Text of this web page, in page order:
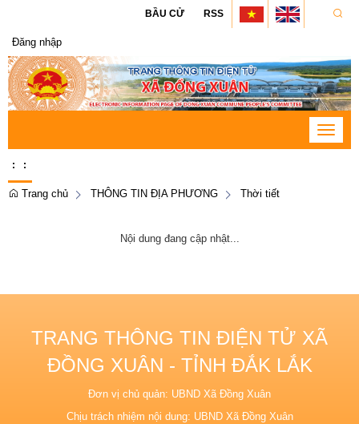
BẦU CỬ RSS
Đăng nhập
Toggle
: :
Trang chủ THÔNG TIN ĐỊA PHƯƠNG Thời tiết
Nội dung đang cập nhật...
TRANG THÔNG TIN ĐIỆN TỬ XÃ
ĐỒNG XUÂN - TỈNH ĐẮK LẮK
Đơn vị chủ quản: UBND Xã Đồng Xuân
Chịu trách nhiệm nội dung: UBND Xã Đồng Xuân